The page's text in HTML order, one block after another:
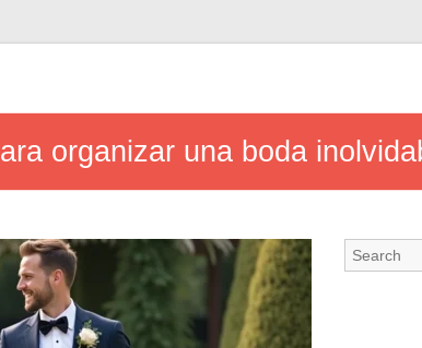
organizar una boda